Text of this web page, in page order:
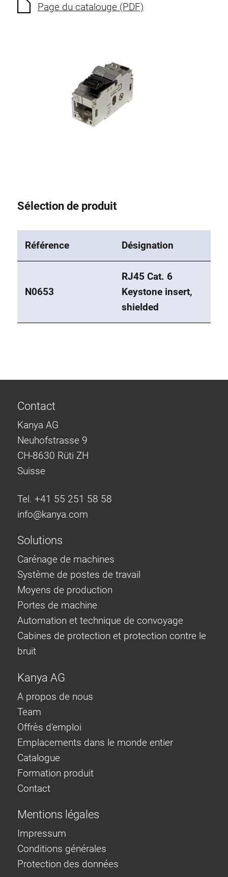
Air comprimé
Page du catalouge (PDF)
Sélection de produit
Référence Désignation
N0653
RJ45 Cat. 6
Keystone insert,
shielded
Contact
Kanya AG
Neuhofstrasse 9
CH-8630 Rüti ZH
Suisse
Tel. +41 55 251 58 58
info@kanya.com
Solutions
Carénage de machines
Système de postes de travail
Moyens de production
Portes de machine
Automation et technique de convoyage
Cabines de protection et protection contre le
bruit
Kanya AG
A propos de nous
Team
Offrès d'emploi
Emplacements dans le monde entier
Catalogue
Formation produit
Contact
Mentions légales
Impressum
Conditions générales
Protection des données